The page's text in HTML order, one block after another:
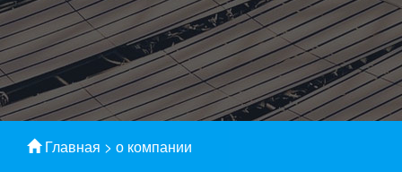
Главная > о компании